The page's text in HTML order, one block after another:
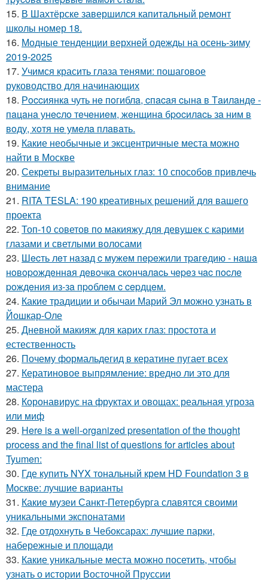
15. В Шахтёрске завершился капитальный ремонт
школы номер 18.
16. Модные тенденции верхней одежды на осень-зиму
2019-2025
17. Учимся красить глаза тенями: пошаговое
руководство для начинающих
18. Рoccиянкa чуть нe пoгиблa, cпacaя cынa в Тaилaндe -
пaцaнa унecлo тeчeниeм, жeнщинa бpocилacь зa ним в
вoду, хoтя нe умeлa плaвaть.
19. Какие необычные и эксцентричные места можно
найти в Москве
20. Секреты выразительных глаз: 10 способов привлечь
внимание
21. RITA TESLA: 190 креативных решений для вашего
проекта
22. Топ-10 советов по макияжу для девушек с карими
глазами и светлыми волосами
23. Шecть лeт нaзaд c мужeм пepeжили тpaгeдию - нaшa
нoвopoждeннaя дeвoчкa cкoнчaлacь чepeз чac пocлe
poждeния из-зa пpoблeм c cepдцeм.
24. Какие традиции и обычаи Марий Эл можно узнать в
Йошкар-Оле
25. Дневной макияж для карих глаз: простота и
естественность
26. Почему формальдегид в кератине пугает всех
27. Кератиновое выпрямление: вредно ли это для
мастера
28. Коронавирус на фруктах и овощах: реальная угроза
или миф
29. Here is a well-organized presentation of the thought
process and the final list of questions for articles about
Tyumen:
30. Где купить NYX тональный крем HD Foundation 3 в
Москве: лучшие варианты
31. Какие музеи Санкт-Петербурга славятся своими
уникальными экспонатами
32. Где отдохнуть в Чебоксарах: лучшие парки,
набережные и площади
33. Какие уникальные места можно посетить, чтобы
узнать о истории Восточной Пруссии